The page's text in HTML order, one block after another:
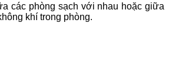
các phòng sạch với nhau hoặc giữa
khí trong phòng.